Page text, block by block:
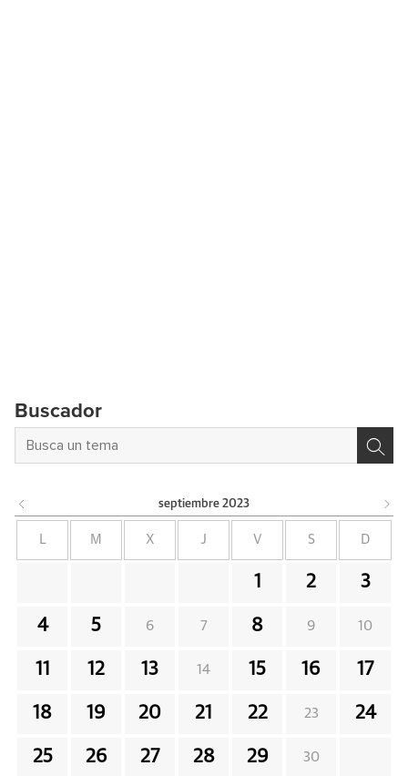
Buscador
septiembre 2023
L M X J V S D
1 2 3
4 5 6 7 8 9 10
11 12 13 14 15 16 17
18 19 20 21 22 23 24
25 26 27 28 29 30